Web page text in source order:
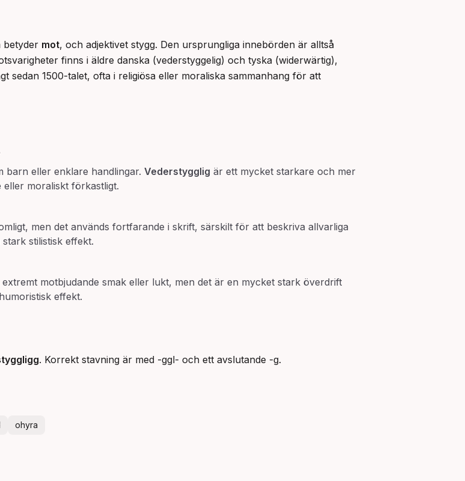
betyder mot, och adjektivet stygg. Den ursprungliga innebörden är alltså
finns i äldre danska (vederstyggelig) och tyska (widerwärtig),
sedan 1500-talet, ofta i religiösa eller moraliska sammanhang för att
barn eller enklare handlingar. Vederstygglig är ett mycket starkare och mer
moraliskt förkastligt.
men det används fortfarande i skrift, särskilt för att beskriva allvarliga
stilistisk effekt.
motbjudande smak eller lukt, men det är en mycket stark överdrift
effekt.
. Korrekt stavning är med -ggl- och ett avslutande -g.
ohyra